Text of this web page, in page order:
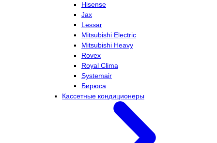
Hisense
Jax
Lessar
Mitsubishi Electric
Mitsubishi Heavy
Rovex
Royal Clima
Systemair
Бирюса
Кассетные кондиционеры